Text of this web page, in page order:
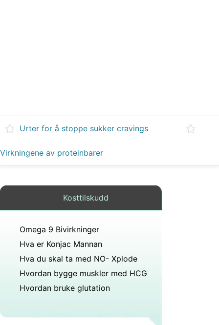
Urter for å stoppe sukker cravings
Virkningene av proteinbarer
Kosttilskudd
Omega 9 Bivirkninger
Hva er Konjac Mannan
Hva du skal ta med NO- Xplode
Hvordan bygge muskler med HCG
Hvordan bruke glutation